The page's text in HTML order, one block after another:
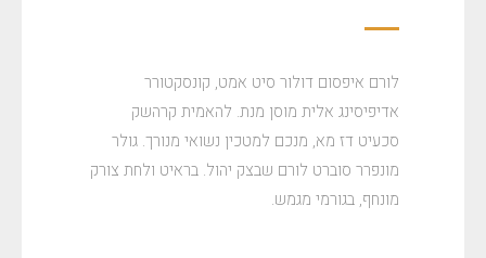
לורם איפסום דולור סיט אמט, קונסקטורר
אדיפיסינג אלית מוסן מנת. להאמית קרהשק
סכעיט דז מא, מנכם למטכין נשואי מנורך. גולר
מונפרר סוברט לורם שבצק יהול. בראיט ולחת צורק
מונחף, בגורמי מגמש.